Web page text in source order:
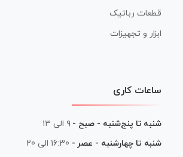
قطعات رباتیک
ابزار و تجهیزات
ساعات کاری
شنبه تا پنج‌شنبه - صبح - ۹ الی ۱۳
شنبه تا چهارشنبه - عصر - 16:30 الی 20